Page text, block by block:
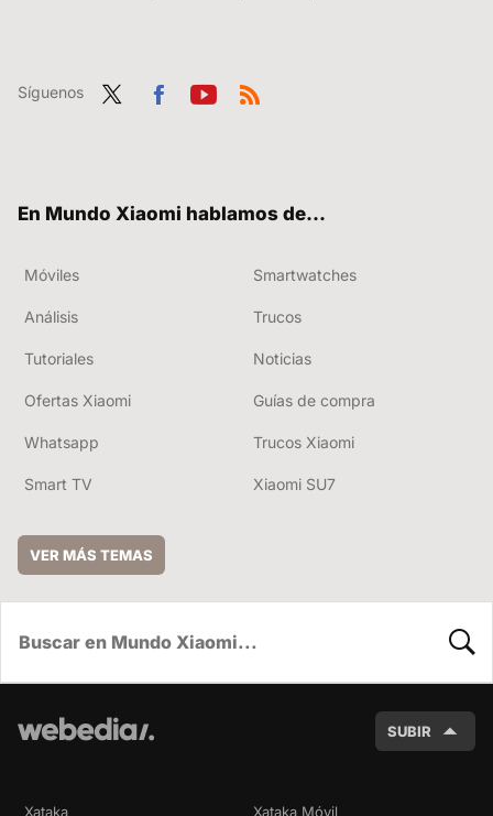
Síguenos
En Mundo Xiaomi hablamos de...
Móviles Smartwatches
Análisis Trucos
Tutoriales Noticias
Ofertas Xiaomi Guías de compra
Whatsapp Trucos Xiaomi
Smart TV Xiaomi SU7
VER MÁS TEMAS
SUBIR
Xataka Xataka Móvil